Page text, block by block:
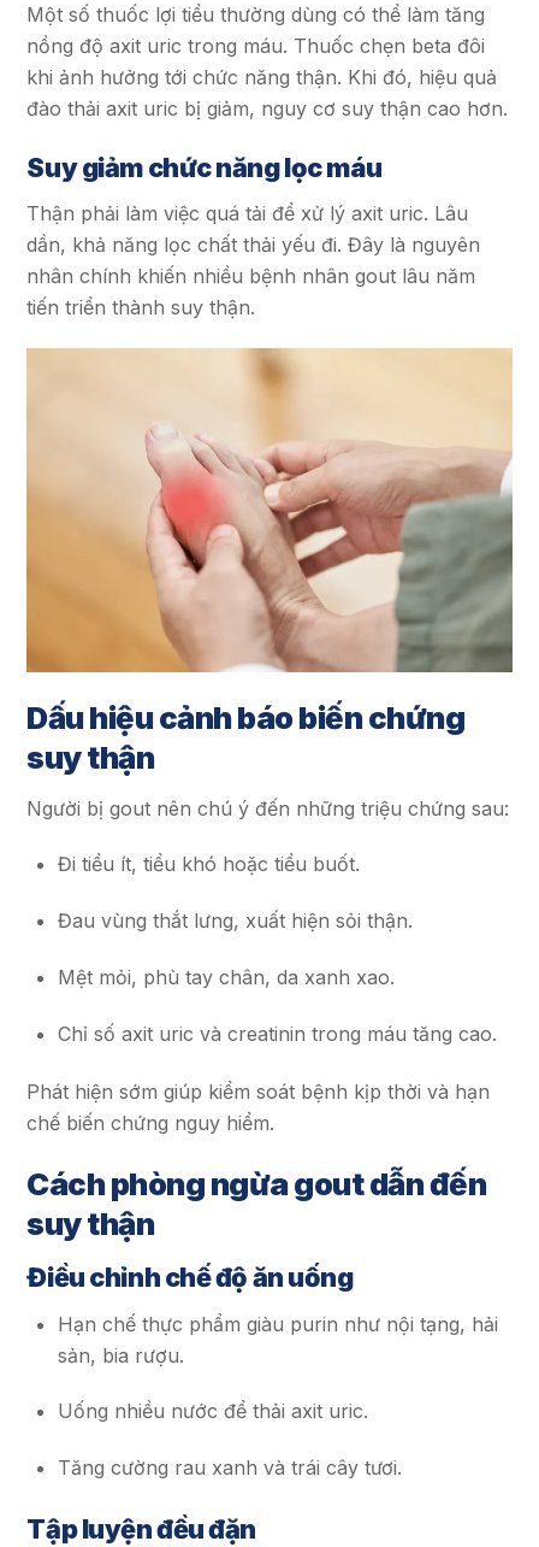
Một số thuốc lợi tiểu thường dùng có thể làm tăng
nồng độ axit uric trong máu. Thuốc chẹn beta đôi
khi ảnh hưởng tới chức năng thận. Khi đó, hiệu quả
đào thải axit uric bị giảm, nguy cơ suy thận cao hơn.
Suy giảm chức năng lọc máu
Thận phải làm việc quá tải để xử lý axit uric. Lâu
dần, khả năng lọc chất thải yếu đi. Đây là nguyên
nhân chính khiến nhiều bệnh nhân gout lâu năm
tiến triển thành suy thận.
Dấu hiệu cảnh báo biến chứng
suy thận
Người bị gout nên chú ý đến những triệu chứng sau:
Đi tiểu ít, tiểu khó hoặc tiểu buốt.
Đau vùng thắt lưng, xuất hiện sỏi thận.
Mệt mỏi, phù tay chân, da xanh xao.
Chỉ số axit uric và creatinin trong máu tăng cao.
Phát hiện sớm giúp kiểm soát bệnh kịp thời và hạn
chế biến chứng nguy hiểm.
Cách phòng ngừa gout dẫn đến
suy thận
Điều chỉnh chế độ ăn uống
Hạn chế thực phẩm giàu purin như nội tạng, hải
sản, bia rượu.
Uống nhiều nước để thải axit uric.
Tăng cường rau xanh và trái cây tươi.
Tập luyện đều đặn